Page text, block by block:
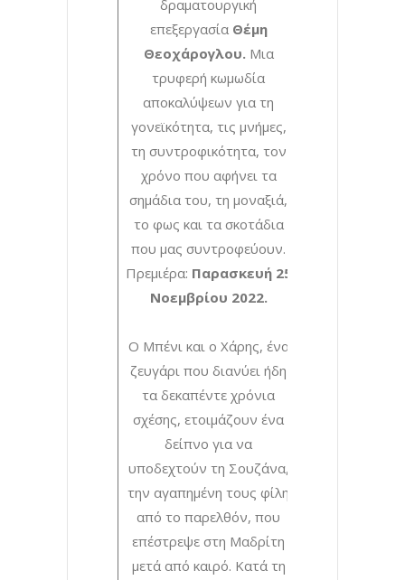
δραματουργική
επεξεργασία Θέμη
Θεοχάρογλου. Μια
τρυφερή κωμωδία
αποκαλύψεων για τη
γονεϊκότητα, τις μνήμες,
τη συντροφικότητα, τον
χρόνο που αφήνει τα
σημάδια του, τη μοναξιά,
το φως και τα σκοτάδια
που μας συντροφεύουν.
Πρεμιέρα: Παρασκευή 25
Νοεμβρίου 2022.
Ο Μπένι και ο Χάρης, ένα
ζευγάρι που διανύει ήδη
τα δεκαπέντε χρόνια
σχέσης, ετοιμάζουν ένα
δείπνο για να
υποδεχτούν τη Σουζάνα,
την αγαπημένη τους φίλη
από το παρελθόν, που
επέστρεψε στη Μαδρίτη
μετά από καιρό. Κατά τη